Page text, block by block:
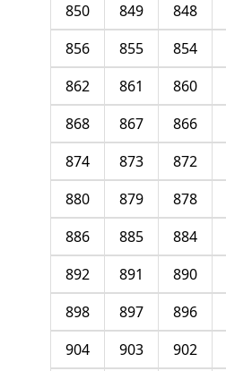
848
849
850
854
855
856
860
861
862
866
867
868
872
873
874
878
879
880
884
885
886
890
891
892
896
897
898
902
903
904